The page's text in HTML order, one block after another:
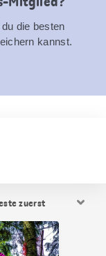
die besten
kannst.